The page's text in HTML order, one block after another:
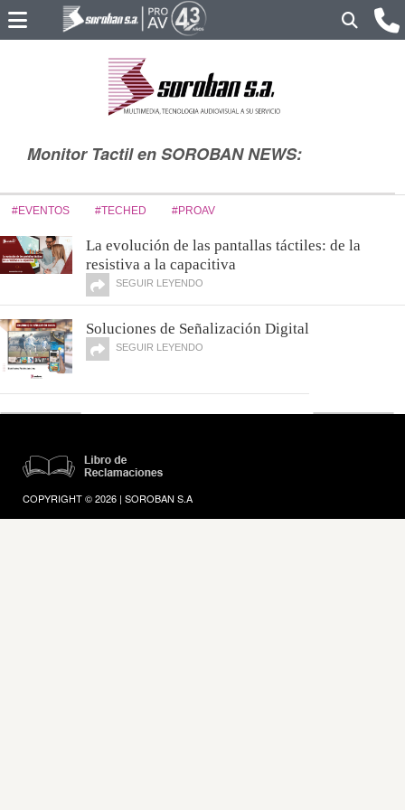
Monitor Tactil en SOROBAN NEWS:
#EVENTOS #TECHED #PROAV
La evolución de las pantallas táctiles: de la
resistiva a la capacitiva
SEGUIR LEYENDO
Soluciones de Señalización Digital
SEGUIR LEYENDO
COPYRIGHT © 2026 | SOROBAN S.A